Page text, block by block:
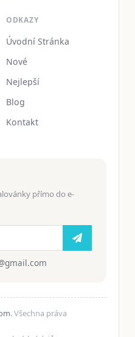
ODKAZY
Úvodní Stránka
Nové
Nejlepší
Blog
Kontakt
přímo do e-
. Všechna práva